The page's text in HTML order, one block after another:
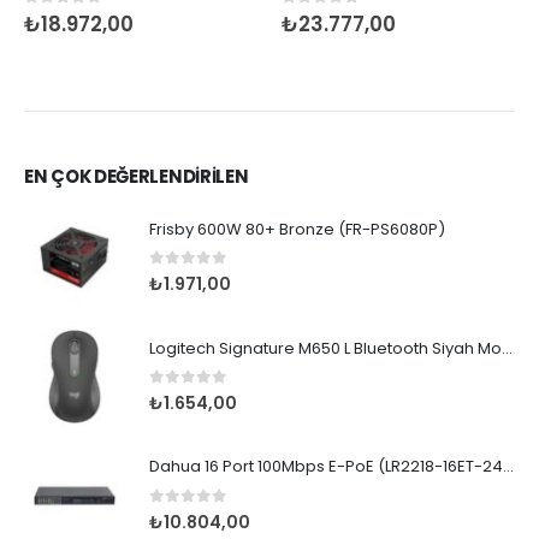
0 5 üzerinden
₺18.972,00 0 5 üzerinden
₺23.777,00
EN ÇOK DEĞERLENDİRİLEN
Frisby 600W 80+ Bronze (FR-PS6080P)
0 5 üzerinden
₺1.971,00
Logitech Signature M650 L Bluetooth Siyah Mouse
0 5 üzerinden
₺1.654,00
Dahua 16 Port 100Mbps E-PoE (LR2218-16ET-240)
0 5 üzerinden
₺10.804,00